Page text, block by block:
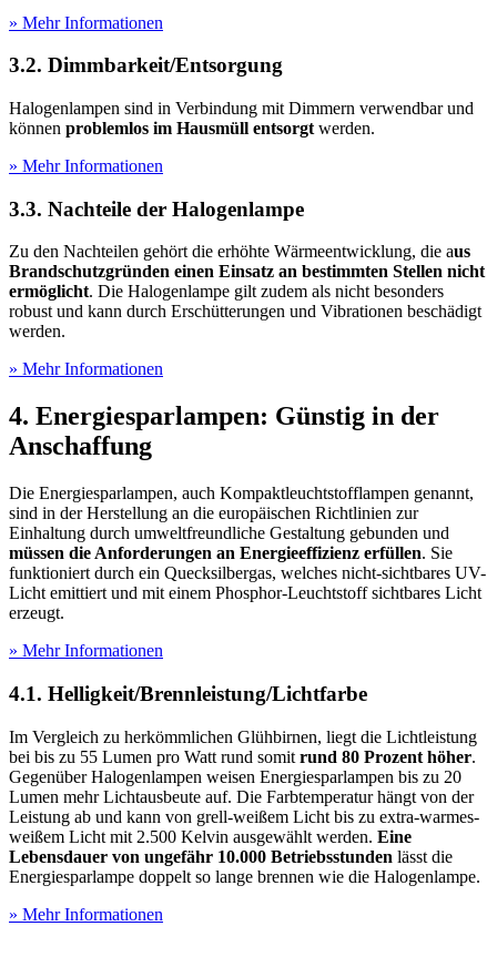
» Mehr Informationen
3.2. Dimmbarkeit/Entsorgung
Halogenlampen sind in Verbindung mit Dimmern verwendbar und
können problemlos im Hausmüll entsorgt werden.
» Mehr Informationen
3.3. Nachteile der Halogenlampe
Zu den Nachteilen gehört die erhöhte Wärmeentwicklung, die aus
Brandschutzgründen einen Einsatz an bestimmten Stellen nicht
ermöglicht. Die Halogenlampe gilt zudem als nicht besonders
robust und kann durch Erschütterungen und Vibrationen beschädigt
werden.
» Mehr Informationen
4. Energiesparlampen: Günstig in der
Anschaffung
Die Energiesparlampen, auch Kompaktleuchtstofflampen genannt,
sind in der Herstellung an die europäischen Richtlinien zur
Einhaltung durch umweltfreundliche Gestaltung gebunden und
müssen die Anforderungen an Energieeffizienz erfüllen. Sie
funktioniert durch ein Quecksilbergas, welches nicht-sichtbares UV-
Licht emittiert und mit einem Phosphor-Leuchtstoff sichtbares Licht
erzeugt.
» Mehr Informationen
4.1. Helligkeit/Brennleistung/Lichtfarbe
Im Vergleich zu herkömmlichen Glühbirnen, liegt die Lichtleistung
bei bis zu 55 Lumen pro Watt rund somit rund 80 Prozent höher.
Gegenüber Halogenlampen weisen Energiesparlampen bis zu 20
Lumen mehr Lichtausbeute auf. Die Farbtemperatur hängt von der
Leistung ab und kann von grell-weißem Licht bis zu extra-warmes-
weißem Licht mit 2.500 Kelvin ausgewählt werden. Eine
Lebensdauer von ungefähr 10.000 Betriebsstunden lässt die
Energiesparlampe doppelt so lange brennen wie die Halogenlampe.
» Mehr Informationen